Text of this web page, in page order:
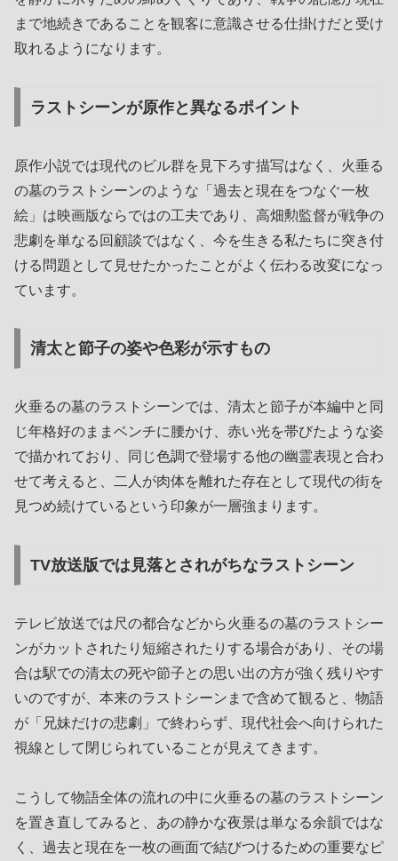
まで地続きであることを観客に意識させる仕掛けだと受け
取れるようになります。
ラストシーンが原作と異なるポイント
原作小説では現代のビル群を見下ろす描写はなく、火垂る
の墓のラストシーンのような「過去と現在をつなぐ一枚
絵」は映画版ならではの工夫であり、高畑勲監督が戦争の
悲劇を単なる回顧談ではなく、今を生きる私たちに突き付
ける問題として見せたかったことがよく伝わる改変になっ
ています。
清太と節子の姿や色彩が示すもの
火垂るの墓のラストシーンでは、清太と節子が本編中と同
じ年格好のままベンチに腰かけ、赤い光を帯びたような姿
で描かれており、同じ色調で登場する他の幽霊表現と合わ
せて考えると、二人が肉体を離れた存在として現代の街を
見つめ続けているという印象が一層強まります。
TV放送版では見落とされがちなラストシーン
テレビ放送では尺の都合などから火垂るの墓のラストシー
ンがカットされたり短縮されたりする場合があり、その場
合は駅での清太の死や節子との思い出の方が強く残りやす
いのですが、本来のラストシーンまで含めて観ると、物語
が「兄妹だけの悲劇」で終わらず、現代社会へ向けられた
視線として閉じられていることが見えてきます。
こうして物語全体の流れの中に火垂るの墓のラストシーン
を置き直してみると、あの静かな夜景は単なる余韻ではな
く、過去と現在を一枚の画面で結びつけるための重要なピ